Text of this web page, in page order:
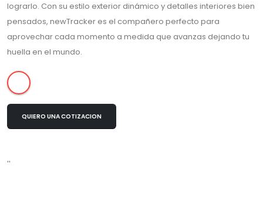
lograrlo. Con su estilo exterior dinámico y detalles interiores bien
pensados, newTracker es el compañero perfecto para
aprovechar cada momento a medida que avanzas dejando tu
huella en el mundo.
QUIERO UNA COTIZACION
''